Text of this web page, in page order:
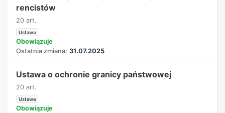
rencistów
20 art.
Ustawa
Obowiązuje
Ostatnia zmiana: 31.07.2025
Ustawa o ochronie granicy państwowej
20 art.
Ustawa
Obowiązuje